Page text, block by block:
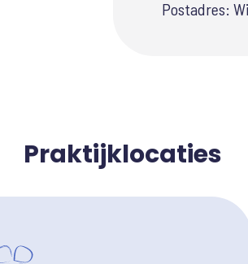
Postadres:
Praktijklocaties